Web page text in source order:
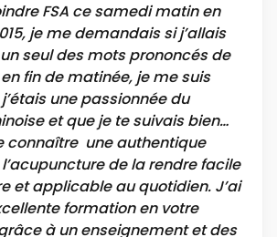
FSA ce samedi matin en
je me demandais si j’allais
seul des mots prononcés de
fin de matinée, je me suis
une passionnée du
et que je te suivais bien…
connaître une authentique
de la rendre facile
et applicable au quotidien. J’ai
formation en votre
à un enseignement et des